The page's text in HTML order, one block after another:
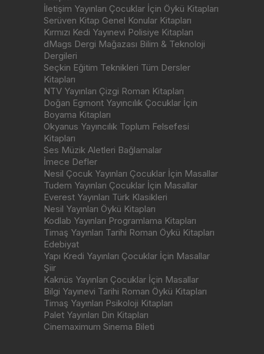
İletişim Yayınları Çocuklar İçin Öykü Kitapları
Serüven Kitap Genel Konular Kitapları
Kırmızı Kedi Yayınevi Polisiye Kitapları
dMags Dergi Mağazası Bilim & Teknoloji
Dergileri
Seçkin Eğitim Teknikleri Tüm Dersler
Kitapları
NTV Yayınları Çizgi Roman Kitapları
Doğan Egmont Yayıncılık Çocuklar İçin
Boyama Kitapları
Okyanus Yayıncılık Toplum Felsefesi
Kitapları
Ses Müzik Aletleri Bağlamalar
İmece Defler
Nesil Çocuk Yayınları Çocuklar İçin Masallar
Tudem Yayınları Çocuklar İçin Masallar
Everest Yayınları Türk Klasikleri
Nesil Yayınları Öykü Kitapları
Kodlab Yayınları Programlama Kitapları
Timaş Yayınları Tarihi Roman Öykü Kitapları
Edebiyat
Yapı Kredi Yayınları Çocuklar İçin Masallar
Şiir
Kaknüs Yayınları Çocuklar İçin Masallar
Bilgi Yayınevi Tarihi Roman Öykü Kitapları
Timaş Yayınları Psikoloji Kitapları
Palet Yayınları Din Kitapları
Cinemaximum Sinema Bileti